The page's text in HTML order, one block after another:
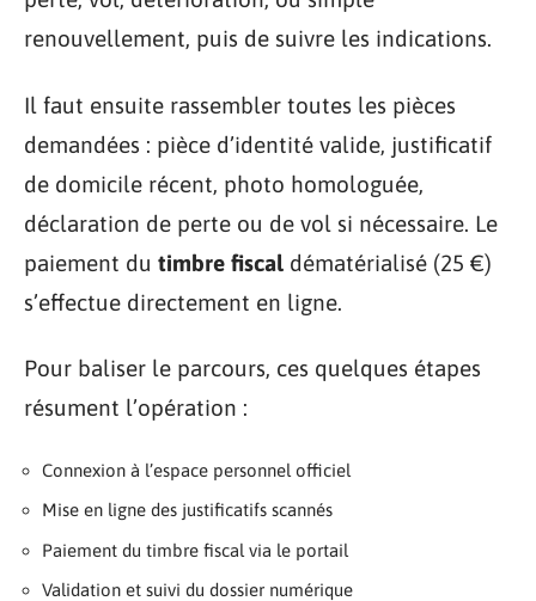
renouvellement, puis de suivre les indications.
Il faut ensuite rassembler toutes les pièces
demandées : pièce d’identité valide, justificatif
de domicile récent, photo homologuée,
déclaration de perte ou de vol si nécessaire. Le
paiement du timbre fiscal dématérialisé (25 €)
s’effectue directement en ligne.
Pour baliser le parcours, ces quelques étapes
résument l’opération :
Connexion à l’espace personnel officiel
Mise en ligne des justificatifs scannés
Paiement du timbre fiscal via le portail
Validation et suivi du dossier numérique